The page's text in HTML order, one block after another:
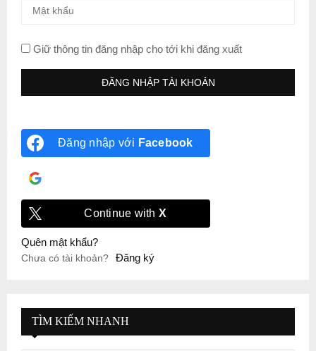
Giữ thông tin đăng nhập cho tới khi đăng xuất
Đăng nhập với Facebook
Continue with X
Quên mật khẩu?
Chưa có tài khoản? Đăng ký
TÌM KIẾM NHANH